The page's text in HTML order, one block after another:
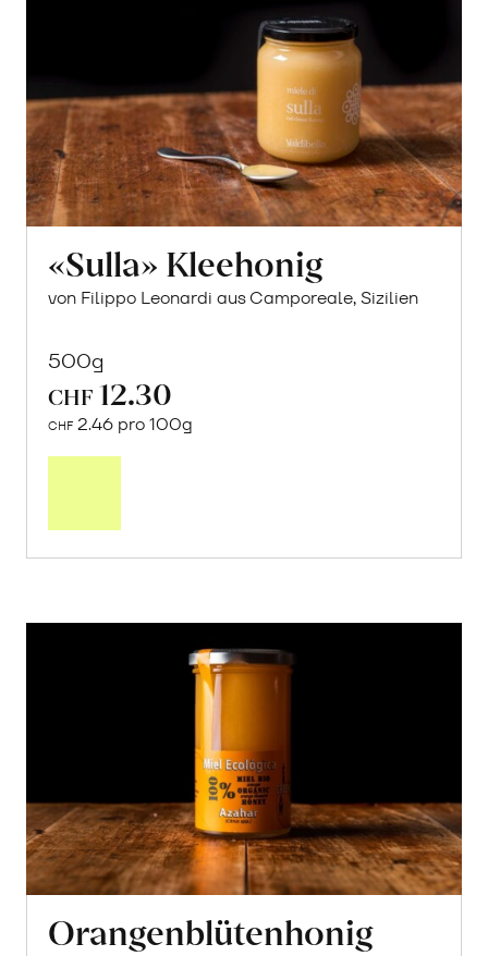
«Sulla» Kleehonig
von Filippo Leonardi aus Camporeale, Sizilien
500g
CHF 12.30
CHF 2.46 pro 100g
Orangenblütenhonig